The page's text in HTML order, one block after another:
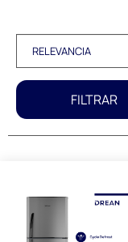
FILTRAR